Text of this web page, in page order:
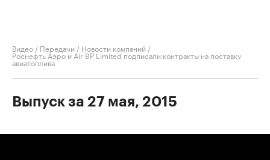
Видео / Передачи / Новости компаний /
Роснефть Аэро и Air BP Limited подписали контракты на поставку
авиатоплива
Выпуск за 27 мая, 2015